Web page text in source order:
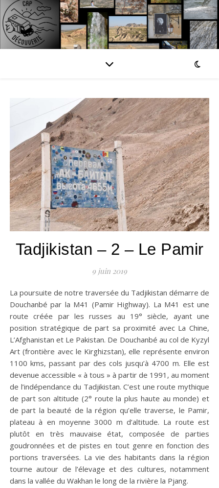
Tadjikistan – 2 – Le Pamir
9 juin 2019
La poursuite de notre traversée du Tadjikistan démarre de
Douchanbé par la M41 (Pamir Highway). La M41 est une
route créée par les russes au 19° siècle, ayant une
position stratégique de part sa proximité avec La Chine,
L’Afghanistan et Le Pakistan. De Douchanbé au col de Kyzyl
Art (frontière avec le Kirghizstan), elle représente environ
1100 kms, passant par des cols jusqu’à 4700 m. Elle est
devenue accessible « à tous » à partir de 1991, au moment
de l’indépendance du Tadjikistan. C’est une route mythique
de part son altitude (2° route la plus haute au monde) et
de part la beauté de la région qu’elle traverse, le Pamir,
plateau à en moyenne 3000 m d’altitude. La route est
plutôt en très mauvaise état, composée de parties
goudronnées et de pistes en tout genre en fonction des
portions traversées. La vie des habitants dans la région
tourne autour de l’élevage et des cultures, notamment
dans la vallée du Wakhan le long de la rivière la Pjang.